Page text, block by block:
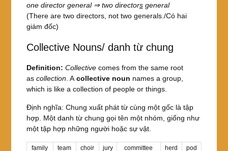
one director general ⇒ two directorsgeneral
(There are two directors, not two generals./Có hai
giám đốc)
Collective Nouns/ danh từ chung
Definition: Collectivecomes from the same root
as collection. A collective noun names a group,
which is like a collection of people or things.
Định nghĩa: Chung xuất phát từ cùng một gốc là tập
hợp. Một danh từ chung gọi tên một nhóm, giống như
một tập hợp những người hoặc sự vật.
family team choir jury committee herd pod